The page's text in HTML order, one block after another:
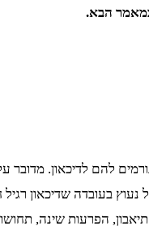
במאמר הבא.
להם לדיכאון. מדובר
נעוץ בעובדה שדיכאון
תיאבון, הפרעות שינה,